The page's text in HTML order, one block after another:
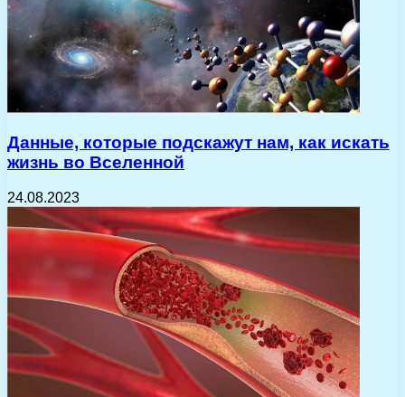
Данные, которые подскажут нам, как искать
жизнь во Вселенной
24.08.2023